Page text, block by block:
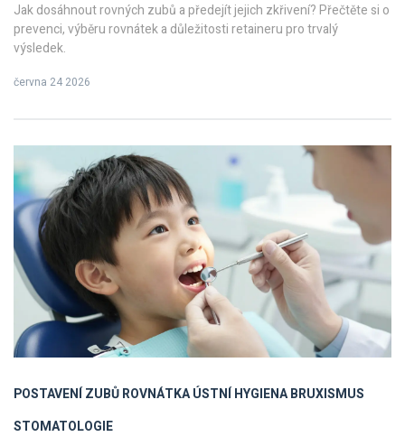
Jak dosáhnout rovných zubů a předejít jejich zkřivení? Přečtěte si o
prevenci, výběru rovnátek a důležitosti retaineru pro trvalý
výsledek.
června 24 2026
POSTAVENÍ ZUBŮROVNÁTKAÚSTNÍ HYGIENABRUXISMUS
STOMATOLOGIE